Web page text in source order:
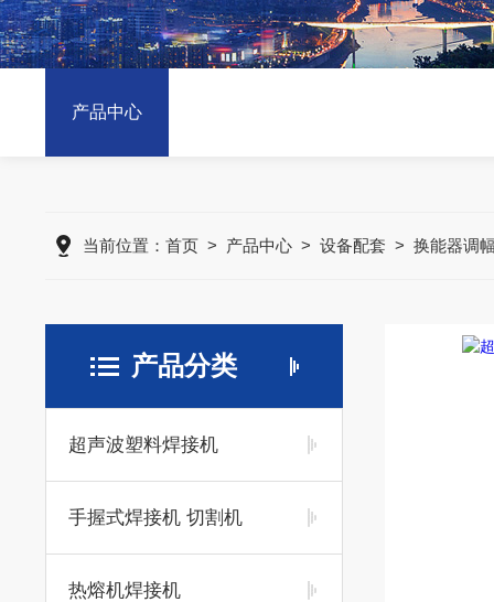
产品中心
当前位置： 首页> 产品中心> 设备配套 > 换能器调
产品分类
超声波塑料焊接机
手握式焊接机 切割机
热熔机焊接机